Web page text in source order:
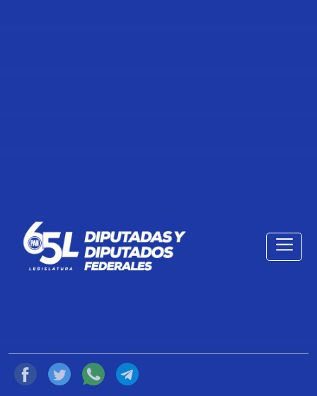
GOBIERNO FEDERAL AUTORICE
VACUNAS CONTRA COVID-19, PARA
NIÑOS Y NIÑAS DE 5 A 11 AÑOS